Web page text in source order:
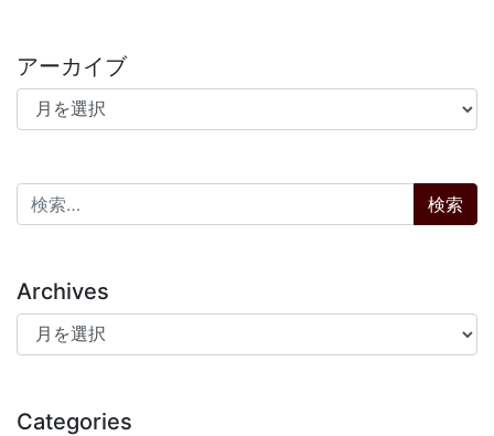
アーカイブ
アーカイブ
検索:
Archives
Archives
Categories